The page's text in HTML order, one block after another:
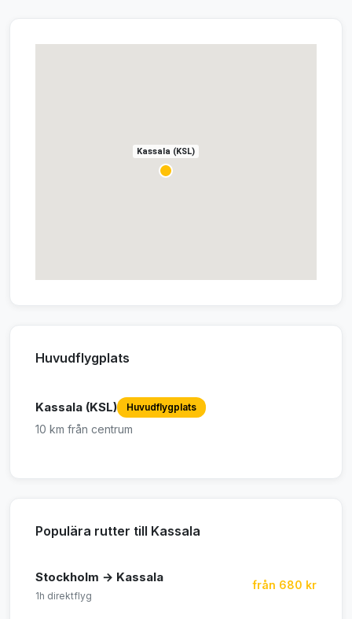
Kassala (KSL)
Huvudflygplats
Kassala (KSL) Huvudflygplats
10 km från centrum
Populära rutter till Kassala
Stockholm → Kassala
1h direktflyg
från 680 kr